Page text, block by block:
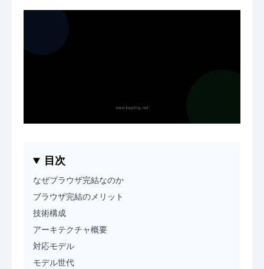
目次
なぜブラウザ完結なのか
ブラウザ完結のメリット
技術構成
アーキテクチャ概要
対応モデル
モデル世代